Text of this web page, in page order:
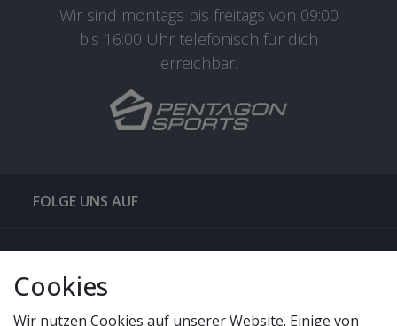
Wir sind montags bis freitags von 09:00
bis 16:00 Uhr telefonisch für dich
erreichbar.
FOLGE UNS AUF
QUICKLINKS & TIPPS
Cookies
Wir nutzen Cookies auf unserer Website. Einige von